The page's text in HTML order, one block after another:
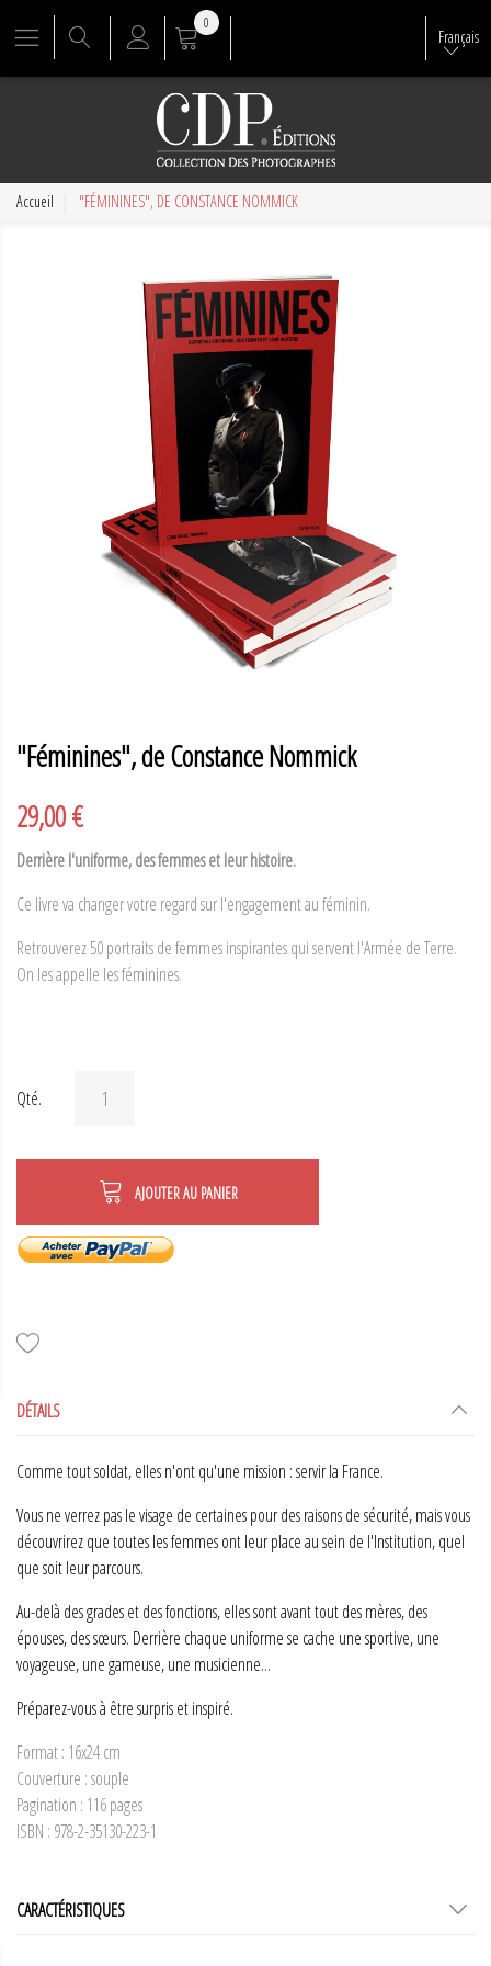
Français
0
Accueil "FÉMININES", DE CONSTANCE NOMMICK
"Féminines", de Constance Nommick
29,00 €
Derrière l'uniforme, des femmes et leur histoire.
Ce livre va changer votre regard sur l'engagement au féminin.
Retrouverez 50 portraits de femmes inspirantes qui serventl'Armée de Terre.
On les appelle les féminines.
Qté.
AJOUTER AU PANIER
DÉTAILS
Comme tout soldat, elles n'ont qu'une mission : servir la France.
Vous ne verrez pas le visage de certaines pour des raisons de sécurité, mais vous
découvrirez que toutes les femmes ont leur place au sein de l'Institution, quel
que soit leur parcours.
Au-delà des grades et des fonctions, elles sont avant tout des mères, des
épouses, des sœurs. Derrière chaque uniforme se cache une sportive, une
voyageuse, une gameuse, une musicienne...
Préparez-vous à être surpris et inspiré.
Format : 16x24 cm
Couverture : souple
Pagination : 116 pages
ISBN : 978-2-35130-223-1
CARACTÉRISTIQUES